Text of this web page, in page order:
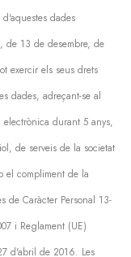
dades
de 13 de desembre, de
exercir els seus drets
dades, adreçant-se al
durant 5 anys,
de serveis de la societat
el compliment de la
de Caràcter Personal 13-
i Reglament (UE)
d'abril de 2016. Les